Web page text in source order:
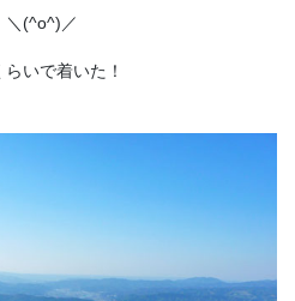
(^o^)／
いで着いた！